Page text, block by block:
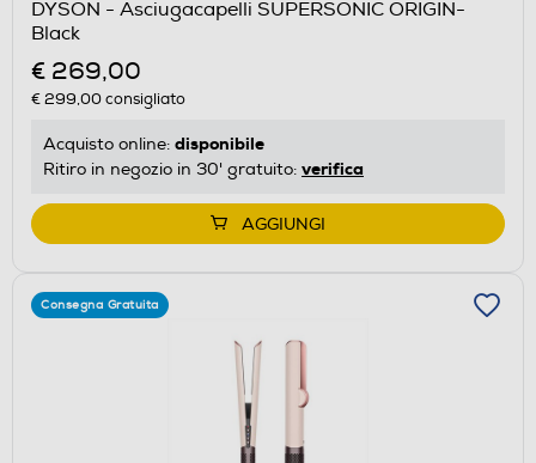
DYSON - Asciugacapelli SUPERSONIC ORIGIN-
Black
€ 269,00
€ 299,00consigliato
Acquisto online: disponibile
Ritiro in negozio in 30' gratuito: verifica
AGGIUNGI
Consegna Gratuita